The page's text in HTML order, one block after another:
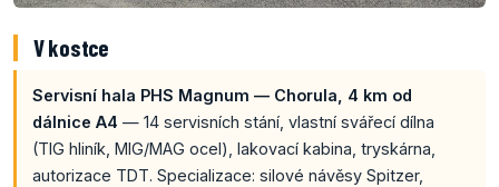
V kostce
Servisní hala PHS Magnum — Chorula, 4 km od
dálnice A4 — 14 servisních stání, vlastní svářecí dílna
(TIG hliník, MIG/MAG ocel), lakovací kabina, tryskárna,
autorizace TDT. Specializace: silové návěsy Spitzer,